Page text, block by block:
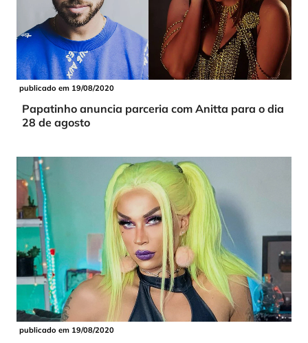
publicado em 19/08/2020
Papatinho anuncia parceria com Anitta para o dia
28 de agosto
publicado em 19/08/2020